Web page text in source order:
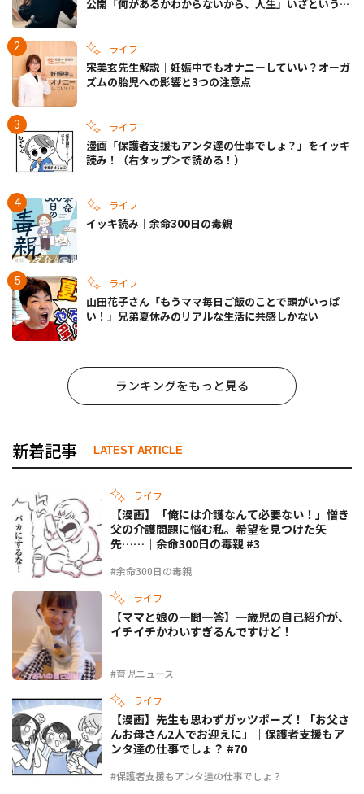
公開「何があるかわからないから、人生」いざというと
ライフ
宋美玄先生解説｜妊娠中でもオナニーしていい？オーガ
ズムの胎児への影響と3つの注意点
ライフ
漫画「保護者支援もアンタ達の仕事でしょ？」をイッキ
読み！（右タップ＞で読める！）
ライフ
イッキ読み｜余命300日の毒親
ライフ
山田花子さん「もうママ毎日ご飯のことで頭がいっぱ
い！」兄弟夏休みのリアルな生活に共感しかない
ランキングをもっと見る
新着記事 LATEST ARTICLE
ライフ
#余命300日の毒親
【漫画】「俺には介護なんて必要ない！」憎き
父の介護問題に悩む私。希望を見つけた矢
先……｜余命300日の毒親 #3
ライフ
#育児ニュース
【ママと娘の一問一答】一歳児の自己紹介が、
イチイチかわいすぎるんですけど！
ライフ
#保護者支援もアンタ達の仕事でしょ？
【漫画】先生も思わずガッツポーズ！「お父さ
んお母さん2人でお迎えに」｜保護者支援もア
ンタ達の仕事でしょ？ #70